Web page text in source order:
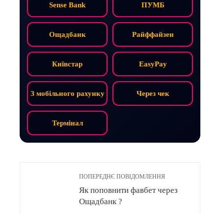
Sense Bank ПУМБ
Ощадбанк Райффайзен
Київстар EasyPay
З мобільного рахунку Через чек
Термінал
ПОПЕРЕДНЄ ПОВІДОМЛЕННЯ
Як поповнити фавбет через
Ощадбанк ?